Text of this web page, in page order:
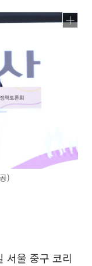
)
서울 중구 코리